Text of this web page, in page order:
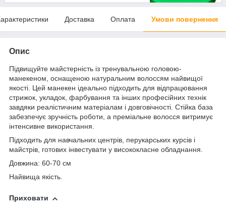
Доставка Оплата Умови повернення
Опис
Підвищуйте майстерність із тренувальною головою-
манекеном, оснащеною натуральним волоссям найвищої
якості. Цей манекен ідеально підходить для відпрацювання
стрижок, укладок, фарбування та інших професійних технік
завдяки реалістичним матеріалам і довговічності. Стійка база
забезпечує зручність роботи, а преміальне волосся витримує
інтенсивне використання.
Підходить для навчальних центрів, перукарських курсів і
майстрів, готових інвестувати у висококласне обладнання.
Довжина: 60-70 см
Найвища якість.
Приховати